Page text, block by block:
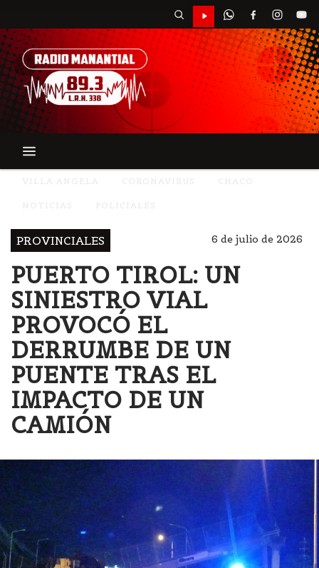
PROVINCIALES 6 de julio de 2026
PUERTO TIROL: UN
SINIESTRO VIAL
PROVOCÓ EL
DERRUMBE DE UN
PUENTE TRAS EL
IMPACTO DE UN
CAMIÓN